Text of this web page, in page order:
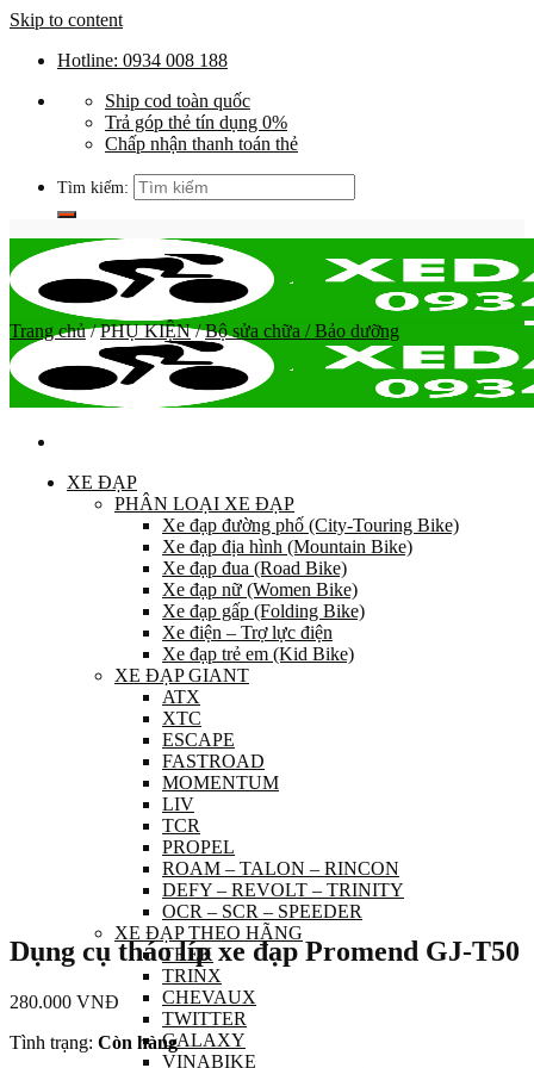
Skip to content
Hotline: 0934 008 188
Ship cod toàn quốc
Trả góp thẻ tín dụng 0%
Chấp nhận thanh toán thẻ
Tìm kiếm:
XE ĐẠP
PHÂN LOẠI XE ĐẠP
Xe đạp đường phố (City-Touring Bike)
Xe đạp địa hình (Mountain Bike)
Xe đạp đua (Road Bike)
Xe đạp nữ (Women Bike)
Xe đạp gấp (Folding Bike)
Xe điện – Trợ lực điện
Xe đạp trẻ em (Kid Bike)
XE ĐẠP GIANT
ATX
XTC
ESCAPE
FASTROAD
MOMENTUM
LIV
TCR
PROPEL
ROAM – TALON – RINCON
DEFY – REVOLT – TRINITY
OCR – SCR – SPEEDER
XE ĐẠP THEO HÃNG
TREK
TRINX
CHEVAUX
TWITTER
GALAXY
VINABIKE
Trang chủ / PHỤ KIỆN / Bộ sửa chữa / Bảo dưỡng
Dụng cụ tháo líp xe đạp Promend GJ-T50
280.000 VNĐ
Tình trạng: Còn hàng